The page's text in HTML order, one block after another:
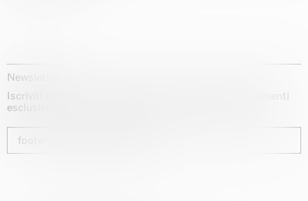
Newsletter
Iscriviti alla nostra newsletter per ricevere aggiornamenti
esclusivi sui nostri artisti, sulle mostre e sulle fiere.
footer_newsletter_subscribe